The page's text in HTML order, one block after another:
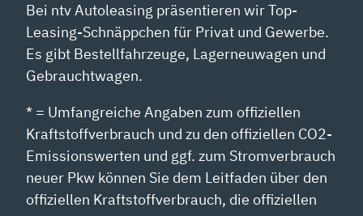
Bei ntv Autoleasing präsentieren wir Top-
Leasing-Schnäppchen für Privat und Gewerbe.
Es gibt Bestellfahrzeuge, Lagerneuwagen und
Gebrauchtwagen.
* = Umfangreiche Angaben zum offiziellen
Kraftstoffverbrauch und zu den offiziellen CO2-
Emissionswerten und ggf. zum Stromverbrauch
neuer Pkw können Sie dem Leitfaden über den
offiziellen Kraftstoffverbrauch, die offiziellen